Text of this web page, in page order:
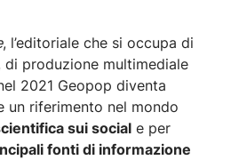
, l’editoriale che si occupa di
di produzione multimediale
2021 Geopop diventa
un riferimento nel mondo
sui social e per
fonti di informazione